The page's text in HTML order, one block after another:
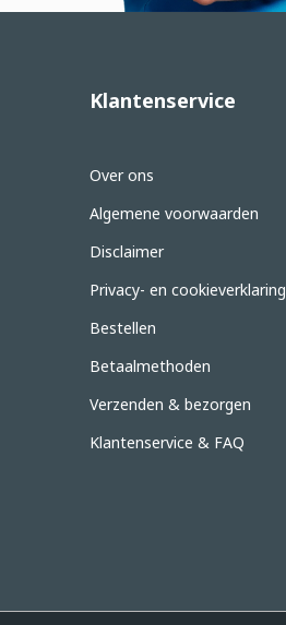
Klantenservice
Over ons
Algemene voorwaarden
Disclaimer
Privacy- en cookieverklaring
Bestellen
Betaalmethoden
Verzenden & bezorgen
Klantenservice & FAQ